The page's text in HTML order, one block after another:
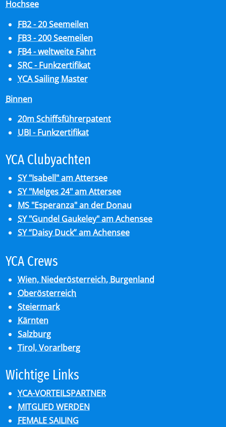
Hochsee
FB2 - 20 Seemeilen
FB3 - 200 Seemeilen
FB4 - weltweite Fahrt
SRC - Funkzertifikat
YCA Sailing Master
Binnen
20m Schiffsführerpatent
UBI - Funkzertifikat
YCA Club­y­ach­ten
SY "Isabell" am Attersee
SY "Melges 24" am Attersee
MS "Esperanza" an der Donau
SY "Gundel Gaukeley" am Achensee
SY “Daisy Duck” am Achensee
YCA Crews
Wien, Niederösterreich, Burgenland
Oberösterreich
Steiermark
Kärnten
Salzburg
Tirol, Vorarlberg
Wich­ti­ge Links
YCA-VORTEILSPARTNER
MITGLIED WERDEN
FEMALE SAILING